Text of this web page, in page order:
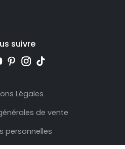
suivre
Légales
de vente
personnelles